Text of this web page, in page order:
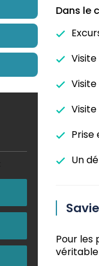
Dans le
Un
Pour les
véritable